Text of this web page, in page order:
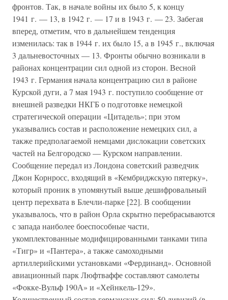
фронтов. Так, в начале войны их было 5, к концу
1941 г. — 13, в 1942 г. — 17 и в 1943 г. — 23. Забегая
вперед, отметим, что в дальнейшем тенденция
изменилась: так в 1944 г. их было 15, а в 1945 г., включая
3 дальневосточных — 13. Фронты обычно возникали в
районах концентрации сил одной из сторон. Весной
1943 г. Германия начала концентрацию сил в районе
Курской дуги, а 7 мая 1943 г. поступило сообщение от
внешней разведки НКГБ о подготовке немецкой
стратегической операции «Цитадель»; при этом
указывались состав и расположение немецких сил, а
также предполагаемой немцами дислокации советских
частей на Белгородско — Курском направлении.
Сообщение передал из Лондона советский разведчик
Джон Корнросс, входящий в «Кембриджскую пятерку»,
который проник в упомянутый выше дешифровальный
центр перехвата в Блечли-парке [22]. В сообщении
указывалось, что в район Орла скрытно перебрасываются
с запада наиболее боеспособные части,
укомплектованные модифицированными танками типа
«Тигр» и «Пантера», а также самоходными
артиллерийскими установками «Фердинанд». Основной
авиационный парк Люфтваффе составляют самолеты
«Фокке-Вульф 190А» и «Хейнкель-129».